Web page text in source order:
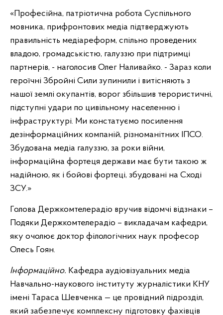
«Професійна, патріотична робота Суспільного
мовника, прифронтових медіа підтверджують
правильність медіареформ, спільно проведених
владою, громадськістю, галуззю при підтримці
партнерів, - наголосив Олег Наливайко. - Зараз коли
героїчні Збройні Сили зупинили і витісняють з
нашої землі окупантів, ворог збільшив терористичні,
підступні удари по цивільному населенню і
інфраструктурі. Ми констатуємо посилення
дезінформаційних компаній, різноманітних ІПСО.
Збудована медіа галуззю, за роки війни,
інформаційна фортеця держави має бути такою ж
надійною, як і бойові фортеці, збудовані на Сході
ЗСУ.»
Голова Держкомтелерадіо вручив відомчі відзнаки –
Подяки Держкомтелерадіо – викладачам кафедри,
яку очолює доктор філологічних наук професор
Олесь Гоян.
Інформаційно. Кафедра аудіовізуальних медіа
Навчально-наукового інституту журналістики КНУ
імені Тараса Шевченка — це провідний підрозділ,
який забезпечує комплексну підготовку фахівців